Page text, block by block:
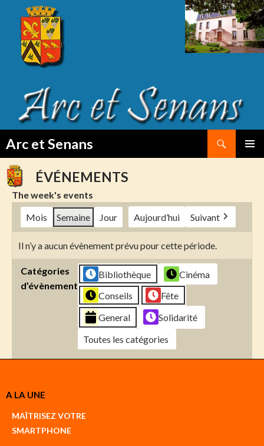
Arc et Senans
TO
CONTENTÉVÉNEMENTS
The week's events
Mois
Semaine Jour Aujourd’hui Suivant
Il n’y a aucun évènement prévu pour cette période.
Catégories
d’évènement
Bibliothèque
Cinéma
Conseils
Fête
General
Solidarité
Toutes les catégories
Créer
compte
A LA UNE
MAÎTRISEZ VOTRE
SMARTPHONE